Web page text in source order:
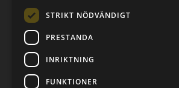
verkstaden@mc-kompaniet.se
0500-44 01 00
Swish 123 226 1121
Kontantfri verksamhet
FÖLJ OSS
STRIKT NÖDVÄNDIGT
PRESTANDA
INRIKTNING
FUNKTIONER